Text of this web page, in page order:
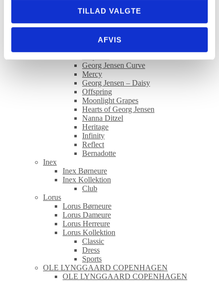
TILLAD VALGTE
AFVIS
Georg Jensen halskæder
Georg Jensen ringe
Georg Jensen øreringe
Georg Jensen accessories og home
Georg Jensen Curve
Mercy
Georg Jensen – Daisy
Offspring
Moonlight Grapes
Hearts of Georg Jensen
Nanna Ditzel
Heritage
Infinity
Reflect
Bernadotte
Inex
Inex Børneure
Inex Kollektion
Club
Lorus
Lorus Børneure
Lorus Dameure
Lorus Herreure
Lorus Kollektion
Classic
Dress
Sports
OLE LYNGGAARD COPENHAGEN
OLE LYNGGAARD COPENHAGEN